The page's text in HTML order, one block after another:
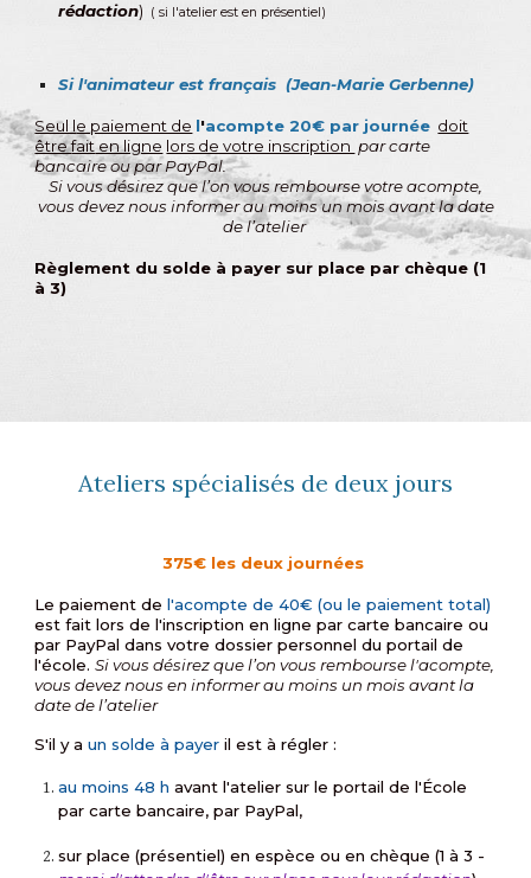
rédaction) ( si l'atelier est en présentiel)
Si l'animateur est français (Jean-Marie Gerbenne)
Seul le paiement de l'acompte20€ par journée doit
êtrefaiten ligne lors de votre inscription par carte
bancaireoupar PayPal.
Si vous désirez que l’on vous rembourse votre acompte,
vous devez nous informer au moins un mois avant la date
del’atelier
Règlement du solde à payer sur place par chèque (1
à 3)
Ateliers spécialisés de deux jours
375€ les deux journées
Le paiement de l'acompte de 40€ (ou le paiement total)
est fait lors de l'inscription en lignepar carte bancaire ou
par PayPal dans votre dossier personnel du portail de
l'école.Si vous désirez que l’on vous rembourse l'acompte
vous devez nous en informer au moins un mois avant la
date de l’atelier
S'il y aun solde à payer il est à régler :
au moins 48 h avant l'atelier sur le portail de l'École
par carte bancaire, par PayPal,
sur place (présentiel) en espèce ou en chèque (1 à 3 -